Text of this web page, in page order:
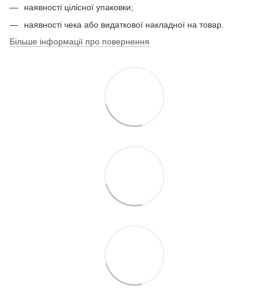
наявності цілісної упаковки;
наявності чека або видаткової накладної на товар.
Більше інформації про повернення